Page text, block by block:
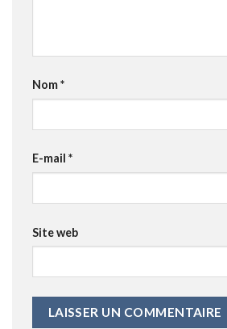
Nom*
E-mail *
Site web